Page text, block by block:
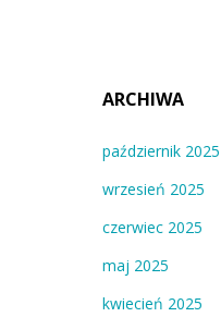
ARCHIWA
październik 2025
wrzesień 2025
czerwiec 2025
maj 2025
kwiecień 2025